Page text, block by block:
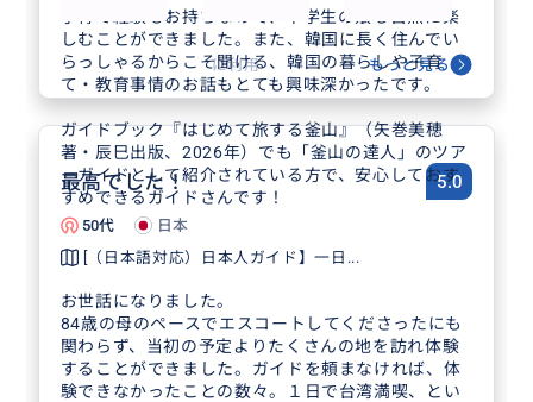
子育て経験もお持ちなので、中学生の娘も自然に楽
しむことができました。また、韓国に長く住んでい
らっしゃるからこそ聞ける、韓国の暮らしや子育
て・教育事情のお話もとても興味深かったです。
ガイドブック『はじめて旅する釜山』（矢巻美穂
著・辰巳出版、2026年）でも「釜山の達人」のツア
ーガイドとして紹介されている方で、安心しておす
すめできるガイドさんです！
に利用 もっと見る
最高でした！ 5.0
50代
日本
[（日本語対応）日本人ガイド】一日...
お世話になりました。
84歳の母のペースでエスコートしてくださったにも
関わらず、当初の予定よりたくさんの地を訪れ体験
することができました。ガイドを頼まなければ、体
験できなかったことの数々。１日で台湾満喫、とい